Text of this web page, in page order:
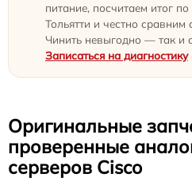
питание, посчитаем итог
Тольятти и честно
Чинить невыгодно — так и
Записаться на диагностику
Оригинальные
проверенные
серверов Cisco